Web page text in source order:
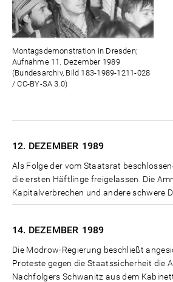
Montagsdemonstration in Dresden;
Aufnahme 11. Dezember 1989
(Bundesarchiv, Bild 183-1989-1211-028
/ CC-BY-SA 3.0)
12. DEZEMBER 1989
Als Folge der vom Staatsrat
die ersten Häftlinge freigelassen. Die
Kapitalverbrechen und andere schwere
14. DEZEMBER 1989
Die Modrow-Regierung beschließt
Proteste gegen die Staatssicherheit die
Nachfolgers Schwanitz aus dem